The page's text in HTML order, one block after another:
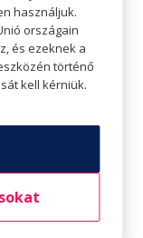
kalcium, vas
használjuk.
országain
és ezeknek a
történő
kell kérniük.